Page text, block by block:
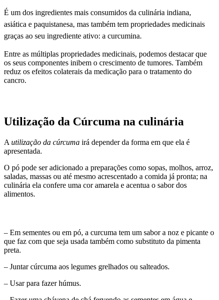
É um dos ingredientes mais consumidos da culinária indiana,
asiática e paquistanesa, mas também tem propriedades medicinais
graças ao seu ingrediente ativo: a curcumina.
Entre as múltiplas propriedades medicinais, podemos destacar que
os seus componentes inibem o crescimento de tumores. Também
reduz os efeitos colaterais da medicação para o tratamento do
cancro.
Utilização da Cúrcuma na culinária
A utilização da cúrcuma irá depender da forma em que ela é
apresentada.
O pó pode ser adicionado a preparações como sopas, molhos, arroz,
saladas, massas ou até mesmo acrescentado a comida já pronta; na
culinária ela confere uma cor amarela e acentua o sabor dos
alimentos.
– Em sementes ou em pó, a curcuma tem um sabor a noz e picante o
que faz com que seja usada também como substituto da pimenta
preta.
– Juntar cúrcuma aos legumes grelhados ou salteados.
– Usar para fazer húmus.